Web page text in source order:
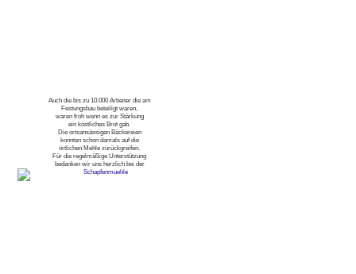
Auch die bis zu 10.000 Arbeiter die am
Festungsbau beteiligt waren,
waren froh wenn es zur Stärkung
ein köstliches Brot gab.
Die ortsansässigen Bäckereien
konnten schon damals auf die
örtlichen Mehle zurückgreifen.
Für die regelmäßige Unterstützung
bedanken wir uns herzlich bei der